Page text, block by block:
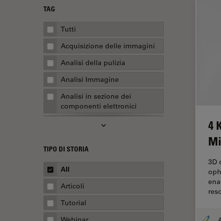
TAG
Tutti
Acquisizione delle immagini
Analisi della pulizia
Analisi Immagine
Analisi in sezione dei
componenti elettronici
Analisi multiplex spaziale
AR Surgery
Assemblaggio
Automotive e aerospaziale
TIPO DI STORIA
All
Articoli
Tutorial
4
3D